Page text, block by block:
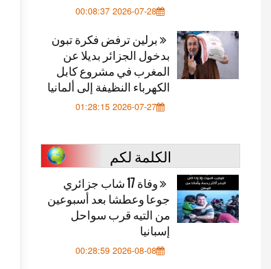
2026-07-28 00:08:37
برلين ترفض فكرة تبون
بدخول الجزائر بديلا عن
المغرب في مشروع كابل
الكهرباء النظيفة إلى ألمانيا
2026-07-27 01:28:15
الكلمة لكم
وفاة 17 شاب جزائري
جوعا وعطشا بعد أسبوعين
من التيه قرب سواحل
إسبانيا
2026-08-08 00:28:59